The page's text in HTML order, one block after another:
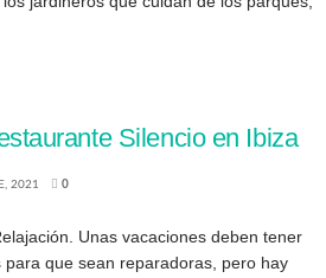
Silencio en Ibiza
2021 0
Unas vacaciones deben tener
que sean reparadoras, pero hay